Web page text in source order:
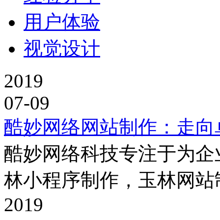
用户体验
视觉设计
2019
07-09
酷妙网络网站制作：走
酷妙网络科技专注于为
林小程序制作，玉林网站
2019